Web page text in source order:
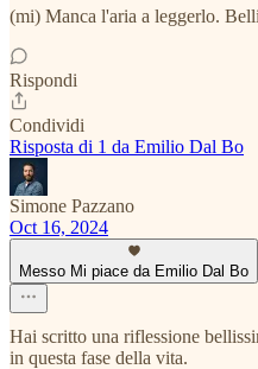
(mi) Manca l'aria a leggerlo.
Rispondi
Condividi
Risposta di 1 da Emilio Dal Bo
Simone Pazzano
Oct 16, 2024
Messo Mi piace da Emilio Dal Bo
Hai scritto una riflessione
in questa fase della vita.